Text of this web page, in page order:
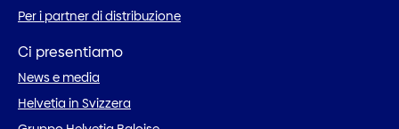
Per i partner di distribuzione
Ci presentiamo
News e media
Helvetia in Svizzera